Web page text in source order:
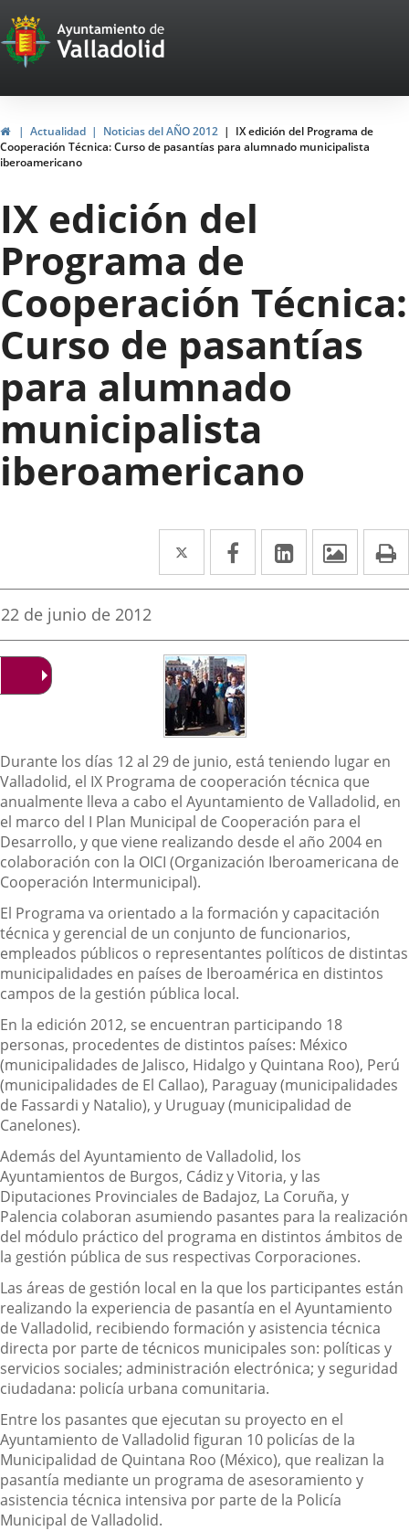
Portal
Web
del
Ayuntamiento
de
Valladolid
HomeActualidad Noticias del AÑO 2012
IX edición del Programa de
Cooperación Técnica: Curso de pasantías para alumnado municipalista
iberoamericano
IX edición del
Programa de
Cooperación Técnica:
Curso de pasantías
para alumnado
municipalista
iberoamericano
Twitter
Enlace
a
aplicación
externa.
Facebook
Enlace
a
aplicación
externa.
Linkedin
Enlace
a
aplicación
Fecha
la
noticia
22 de junio de 2012
Descripción
Durante los días 12 al 29 de junio, está teniendo lugar en
Valladolid, el IX Programa de cooperación técnica que
anualmente lleva a cabo el Ayuntamiento de Valladolid, en
el marco del I Plan Municipal de Cooperación para el
Desarrollo, y que viene realizando desde el año 2004 en
colaboración con la OICI (Organización Iberoamericana de
Cooperación Intermunicipal).
El Programa va orientado a la formación y capacitación
técnica y gerencial de un conjunto de funcionarios,
empleados públicos o representantes políticos de distintas
municipalidades en países de Iberoamérica en distintos
campos de la gestión pública local.
En la edición 2012, se encuentran participando 18
personas, procedentes de distintos países: México
(municipalidades de Jalisco, Hidalgo y Quintana Roo), Perú
(municipalidades de El Callao), Paraguay (municipalidades
de Fassardi y Natalio), y Uruguay (municipalidad de
Canelones).
Además del Ayuntamiento de Valladolid, los
Ayuntamientos de Burgos, Cádiz y Vitoria, y las
Diputaciones Provinciales de Badajoz, La Coruña, y
Palencia colaboran asumiendo pasantes para la realización
del módulo práctico del programa en distintos ámbitos de
la gestión pública de sus respectivas Corporaciones.
Las áreas de gestión local en la que los participantes están
realizando la experiencia de pasantía en el Ayuntamiento
de Valladolid, recibiendo formación y asistencia técnica
directa por parte de técnicos municipales son: políticas y
servicios sociales; administración electrónica; y seguridad
ciudadana: policía urbana comunitaria.
Entre los pasantes que ejecutan su proyecto en el
Ayuntamiento de Valladolid figuran 10 policías de la
Municipalidad de Quintana Roo (México), que realizan la
pasantía mediante un programa de asesoramiento y
asistencia técnica intensiva por parte de la Policía
Municipal de Valladolid.